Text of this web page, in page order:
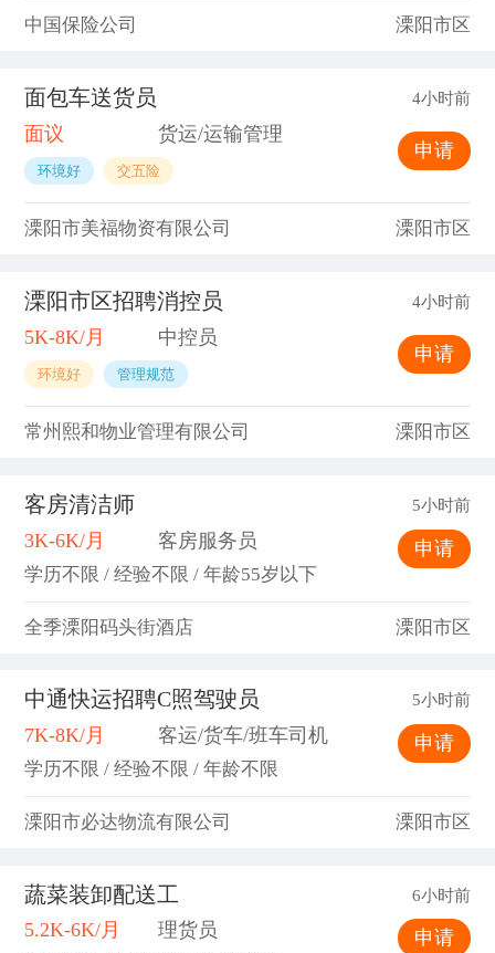
中国保险公司 溧阳市区
面包车送货员 4小时前
面议 货运/运输管理
环境好 交五险
申请
溧阳市美福物资有限公司 溧阳市区
溧阳市区招聘消控员 4小时前
5K-8K/月 中控员
环境好 管理规范
申请
常州熙和物业管理有限公司 溧阳市区
客房清洁师 5小时前
3K-6K/月 客房服务员
学历不限 / 经验不限 / 年龄55岁以下
申请
全季溧阳码头街酒店 溧阳市区
中通快运招聘C照驾驶员 5小时前
7K-8K/月 客运/货车/班车司机
学历不限 / 经验不限 / 年龄不限
申请
溧阳市必达物流有限公司 溧阳市区
蔬菜装卸配送工 6小时前
5.2K-6K/月 理货员 申请